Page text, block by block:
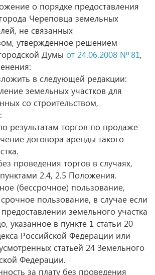
о порядке предоставления
Череповца земельных
не связанных
утвержденное решением
Думы от 24.06.2008 № 81,
в следующей редакции:
земельных участков для
со строительством,
результатам торгов по продаже
договора аренды такого
проведения торгов в случаях,
2.4, 2.5 Положения.
(бессрочное) пользование,
пользование, в случае если
земельного участка
указанное в пункте 1 статьи 20
Российской Федерации или
статьей 24 Земельного
Федерации.
за плату без проведения